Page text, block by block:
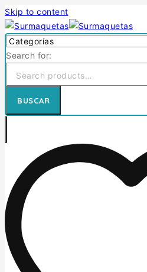
Skip to content
Search for:
BUSCAR